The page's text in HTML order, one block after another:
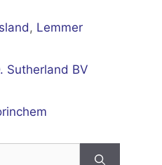
, Lemmer
Sutherland BV